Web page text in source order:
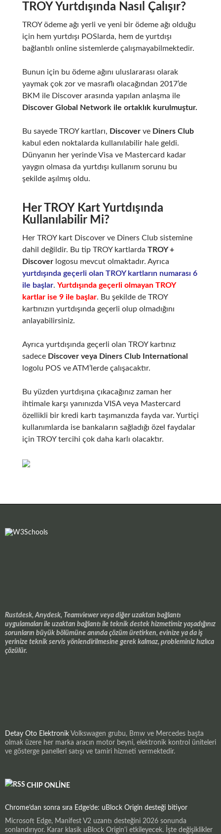
TROY Yurtdışında Nasıl Çalışır?
TROY ödeme ağı yerli ve yeni bir ödeme ağı olduğu
için hem yurtdışı POSlarda, hem de yurtdışı
bağlantılı online sistemlerde çalışmayabilmektedir.
Bunun için bu ödeme ağını uluslararası olarak
yaymak çok zor ve masraflı olacağından 2017’de
BKM ile Discover arasında yapılan anlaşma ile
Discover Global Network ile ortaklık kurulmuştur.
Bu sayede TROY kartları, Discoverve Diners Club
kabul eden noktalarda kullanılabilir hale geldi.
Dünyanın her yerinde Visa ve Mastercard kadar
yaygın olmasa da yurtdışı kullanım sorunu bu
şekilde aşılmış oldu.
Her TROY Kart Yurtdışında
Kullanılabilir Mi?
Her TROY kart Discover ve Diners Club sistemine
dahil değildir. Bu tip TROY kartlarda TROY +
Discoverlogosu mevcut olmaktadır. Ayrıca
yurtdışında geçerli olan TROY kartların numarası 6
ile başlar. Yurtdışında geçerli olmayan TROY
kartlar ise 9 ile başlar. Bu şekilde de TROY
kartınızın yurtdışında geçerli olup olmadığını
anlayabilirsiniz.
Ayrıca yurtdışında geçerli olan TROY kartınız
sadece Discover veya Diners Club International
logolu POS ve ATM’lerde çalışacaktır.
Bu yüzden yurtdışına çıkacağınız zaman her
ihtimale karşı yanınızda VISA veya Mastercard
özellikli bir kredi kartı taşımanızda fayda var. Yurtiçi
kullanımlarda ise bankaların sağladığı özel faydalar
için TROY tercihi çok daha karlı olacaktır.
Rustdesk, Anydesk, Teamviewer veya diğer uzaktan bağlantı
uygulamaları ile uzaktan bağlantı ile teknik destek hizmetimiz yaşadığınız
sorunların büyük bölümüne anında çözüm üretirken, evinize ya da iş
yerinize teknik servis yönlendirilmesine gerek kalmaz, probleminiz hızlıca
çözülür.
Detay Oto Elektronik Volkswagen grubu, Bmw ve Mercedes başta
olmak üzere her marka aracın motor beyni, elektronik kontrol üniteleri
ve gösterge panelleri satışı ve tamiri hizmeti vermektedir.
CHIP ONLINE
Chrome’dan sonra sıra Edge’de: uBlock Origin desteği bitiyor
Microsoft Edge, Manifest V2 uzantı desteğini 2026 sonunda
sonlandırıyor. Karar klasik uBlock Origin'i etkileyecek. İşte değişiklikler